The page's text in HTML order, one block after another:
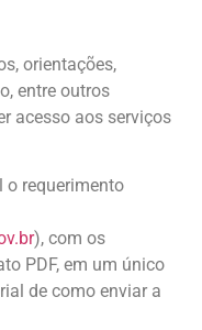
orientações,
entre outros
acesso aos serviços
o requerimento
), com os
PDF, em um único
de como enviar a